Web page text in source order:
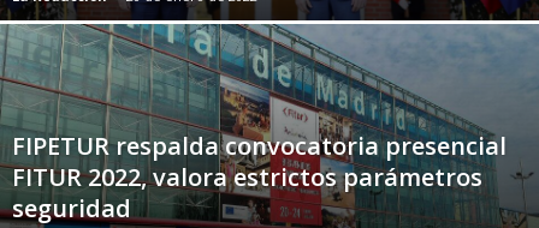
FIPETUR respalda convocatoria presencial
FITUR 2022, valora estrictos parámetros
seguridad